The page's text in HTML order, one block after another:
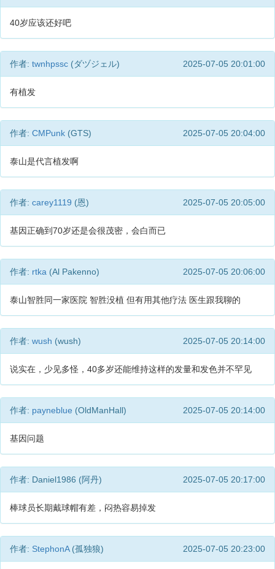
40岁应该还好吧
作者: twnhpssc (ダヅジェル) 2025-07-05 20:01:00
有植发
作者: CMPunk (GTS) 2025-07-05 20:04:00
泰山是代言植发啊
作者: carey1119 (恩) 2025-07-05 20:05:00
基因正确到70岁还是会很茂密，会白而已
作者: rtka (Al Pakenno) 2025-07-05 20:06:00
泰山智胜同一家医院 智胜没植 但有用其他疗法 医生跟我聊的
作者: wush (wush) 2025-07-05 20:14:00
说实在，少见多怪，40多岁还能维持这样的发量和发色并不罕见
作者: payneblue (OldManHall) 2025-07-05 20:14:00
基因问题
作者: Daniel1986 (阿丹) 2025-07-05 20:17:00
棒球员长期戴球帽有差，闷热容易掉发
作者: StephonA(孤独狼) 2025-07-05 20:23:00